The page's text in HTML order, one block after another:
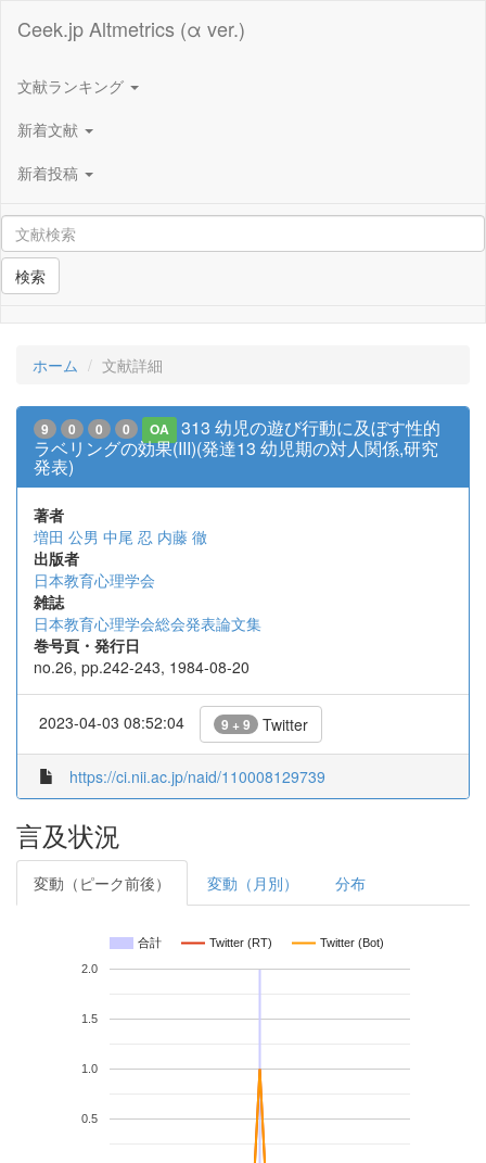
Ceek.jp Altmetrics (α ver.)
文献ランキング
新着文献
新着投稿
検索
ホーム 文献詳細
9 0 0 0 OA
313 幼児の遊び行動に及ぼす性的
ラベリングの効果(III)(発達13 幼児期の対人関係,研究
発表)
著者
増田 公男 中尾 忍 内藤 徹
出版者
日本教育心理学会
雑誌
日本教育心理学会総会発表論文集
巻号頁・発行日
no.26, pp.242-243, 1984-08-20
2023-04-03 08:52:04 9 + 9 Twitter
https://ci.nii.ac.jp/naid/110008129739
言及状況
変動（ピーク前後） 変動（月別） 分布
合計 Twitter (RT) Twitter (Bot)
0.5
1.0
1.5
2.0